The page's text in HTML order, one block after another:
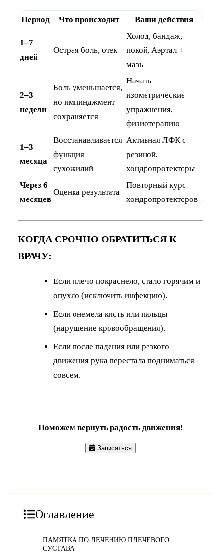
Период Что происходит Ваши действия
1–7
дней
Острая боль, отек
Холод, бандаж,
покой, Аэртал +
мазь
2–3
недели
Боль уменьшается,
но импинджмент
сохраняется
Начать
изометрические
упражнения,
физиотерапию
1–3
месяца
Восстанавливается
функция
сухожилий
Активная ЛФК с
резиной,
хондропротекторы
Через 6
месяцев
Оценка результата
Повторный курс
хондропротекторов
КОГДА СРОЧНО ОБРАТИТЬСЯ К
ВРАЧУ:
Если плечо покраснело, стало горячим и
опухло (исключить инфекцию).
Если онемела кисть или пальцы
(нарушение кровообращения).
Если после падения или резкого
движения рука перестала подниматься
совсем.
Поможем вернуть радость движения!
Записаться
Оглавление
ПАМЯТКА ПО ЛЕЧЕНИЮ ПЛЕЧЕВОГО
СУСТАВА